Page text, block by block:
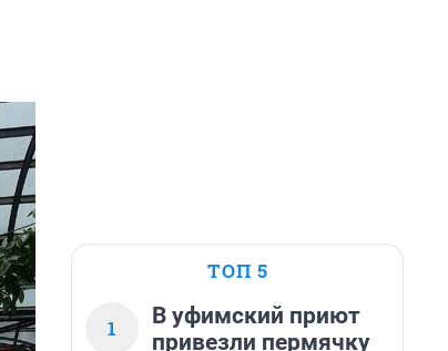
ТОП 5
1
В уфимский приют
привезли пермячку